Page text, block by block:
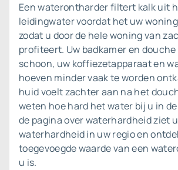
Een waterontharder filtert kalk uit
leidingwater voordat het uw
zodat u door de hele woning van
profiteert. Uw badkamer en
schoon, uw koffiezetapparaat en
hoeven minder vaak te worden
huid voelt zachter aan na het
weten hoe hard het water bij u in
de pagina overwaterhardheidziet
waterhardheid in uw regio en
toegevoegde waarde van een
u is.